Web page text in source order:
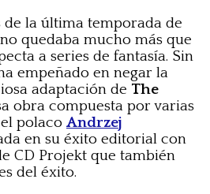
de la última temporada de
quedaba mucho más que
a series de fantasía. Sin
empeñado en negar la
adaptación de The
obra compuesta por varias
polaco Andrzej
en su éxito editorial con
CD Projekt que también
del éxito.